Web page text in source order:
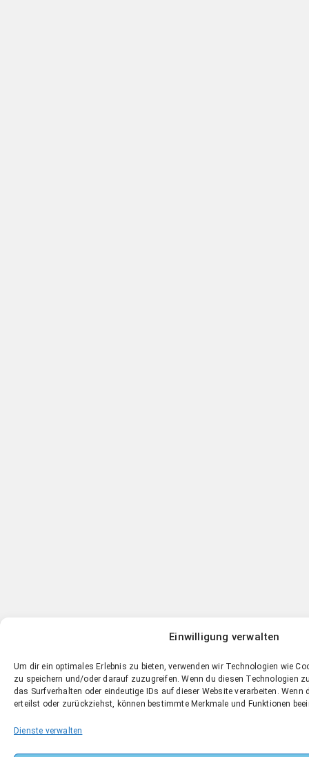
Einwilligung verwalten
Um dir ein optimales Erlebnis zu bieten, verwenden wir Technologien wie
zu speichern und/oder darauf zuzugreifen. Wenn du diesen Technologien
das Surfverhalten oder eindeutige IDs auf dieser Website verarbeiten.
erteilst oder zurückziehst, können bestimmte Merkmale und Funktionen
Dienste verwalten